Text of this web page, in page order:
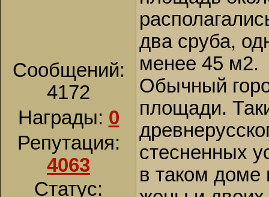
Сообщений:
4172
Награды: 0
Репутация:
4063
Статус:
два сруба,
менее 45 м2.
Обычный
площади.
стесненных
в таком доме